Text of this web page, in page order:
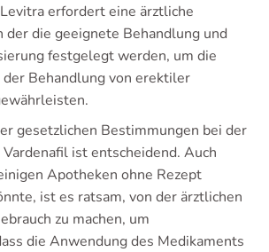
erfordert eine ärztliche
der die geeignete Behandlung und
festgelegt werden, um die
Behandlung von erektiler
gesetzlichen Bestimmungen bei der
ist entscheidend. Auch
Apotheken ohne Rezept
ist es ratsam, von der ärztlichen
zu machen, um
die Anwendung des Medikaments